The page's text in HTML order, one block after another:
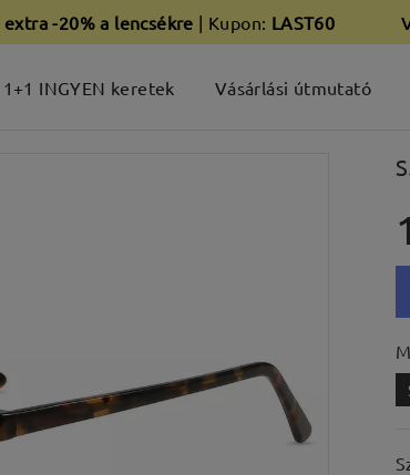
-20% a lencsékre | Kupon: LAST60
1+1 INGYEN keretek Vásárlási útmutató